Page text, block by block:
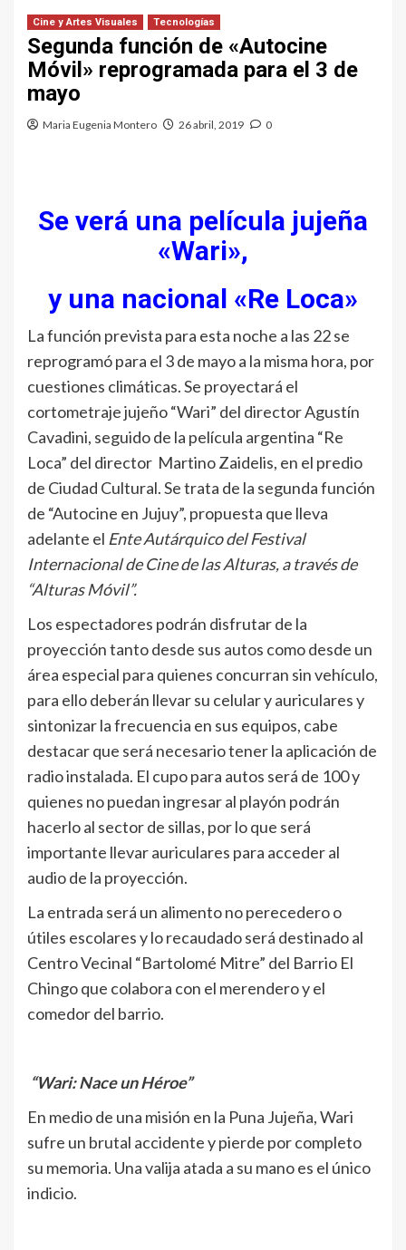
Cine y Artes Visuales Tecnologías
Segunda función de «Autocine
Móvil» reprogramada para el 3 de
mayo
Maria Eugenia Montero 26 abril, 2019 0
Se verá una película jujeña
«Wari»,
y una nacional «Re Loca»
La función prevista para esta noche a las 22 se
reprogramó para el 3 de mayo a la misma hora, por
cuestiones climáticas. Se proyectará el
cortometraje jujeño “Wari” del director Agustín
Cavadini, seguido de la película argentina “Re
Loca” del director Martino Zaidelis, en el predio
de Ciudad Cultural. Se trata de la segunda función
de “Autocine en Jujuy”, propuesta que lleva
adelante el Ente Autárquico del Festival
Internacional de Cine de las Alturas, a través de
“Alturas Móvil”.
Los espectadores podrán disfrutar de la
proyección tanto desde sus autos como desde un
área especial para quienes concurran sin vehículo,
para ello deberán llevar su celular y auriculares y
sintonizar la frecuencia en sus equipos, cabe
destacar que será necesario tener la aplicación de
radio instalada. El cupo para autos será de 100 y
quienes no puedan ingresar al playón podrán
hacerlo al sector de sillas, por lo que será
importante llevar auriculares para acceder al
audio de la proyección.
La entrada será un alimento no perecedero o
útiles escolares y lo recaudado será destinado al
Centro Vecinal “Bartolomé Mitre” del Barrio El
Chingo que colabora con el merendero y el
comedor del barrio.
“Wari: Nace un Héroe”
En medio de una misión en la Puna Jujeña, Wari
sufre un brutal accidente y pierde por completo
su memoria. Una valija atada a su mano es el único
indicio.